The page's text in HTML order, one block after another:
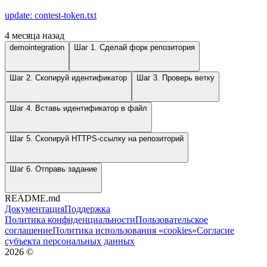
update: contest-token.txt
4 месяца назад
demointegration Шаг 1. Сделай форк репозитория
Шаг 2. Скопируй идентификатор Шаг 3. Проверь ветку
Шаг 4. Вставь идентификатор в файл
Шаг 5. Скопируй HTTPS-ссылку на репозиторий
Шаг 6. Отправь задание
README.md
ДокументацияПоддержка
Политика конфиденциальностиПользовательское
соглашениеПолитика использования «cookies»Согласие
субъекта персональных данных
2026 ©